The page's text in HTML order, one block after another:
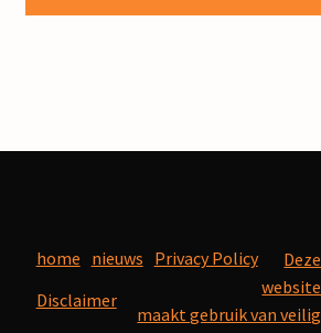
home nieuws Privacy Policy
Disclaimer
Deze
website
maakt gebruik van veilig